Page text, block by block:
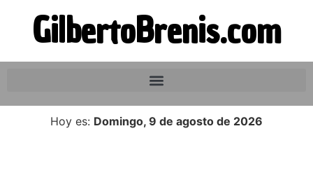
GilbertoBrenis.com
Hoy es: Domingo, 9 de agosto de 2026